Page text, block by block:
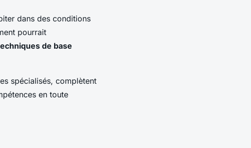
dans des conditions
pourrait
de base
spécialisés, complètent
en toute